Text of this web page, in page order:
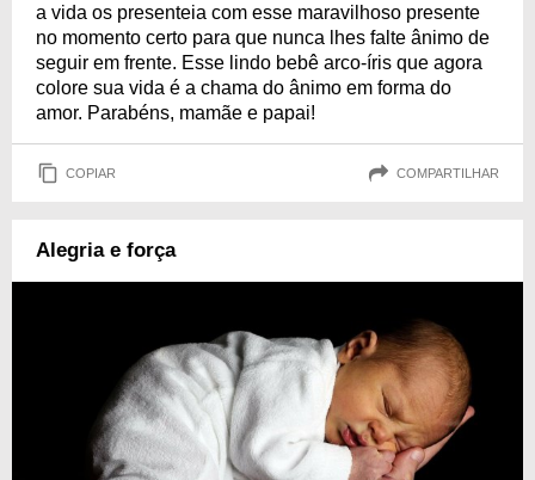
a vida os presenteia com esse maravilhoso presente
no momento certo para que nunca lhes falte ânimo de
seguir em frente. Esse lindo bebê arco-íris que agora
colore sua vida é a chama do ânimo em forma do
amor. Parabéns, mamãe e papai!
COPIAR COMPARTILHAR
Alegria e força